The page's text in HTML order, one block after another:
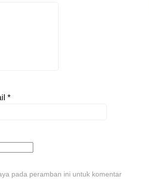
*
pada peramban ini untuk komentar